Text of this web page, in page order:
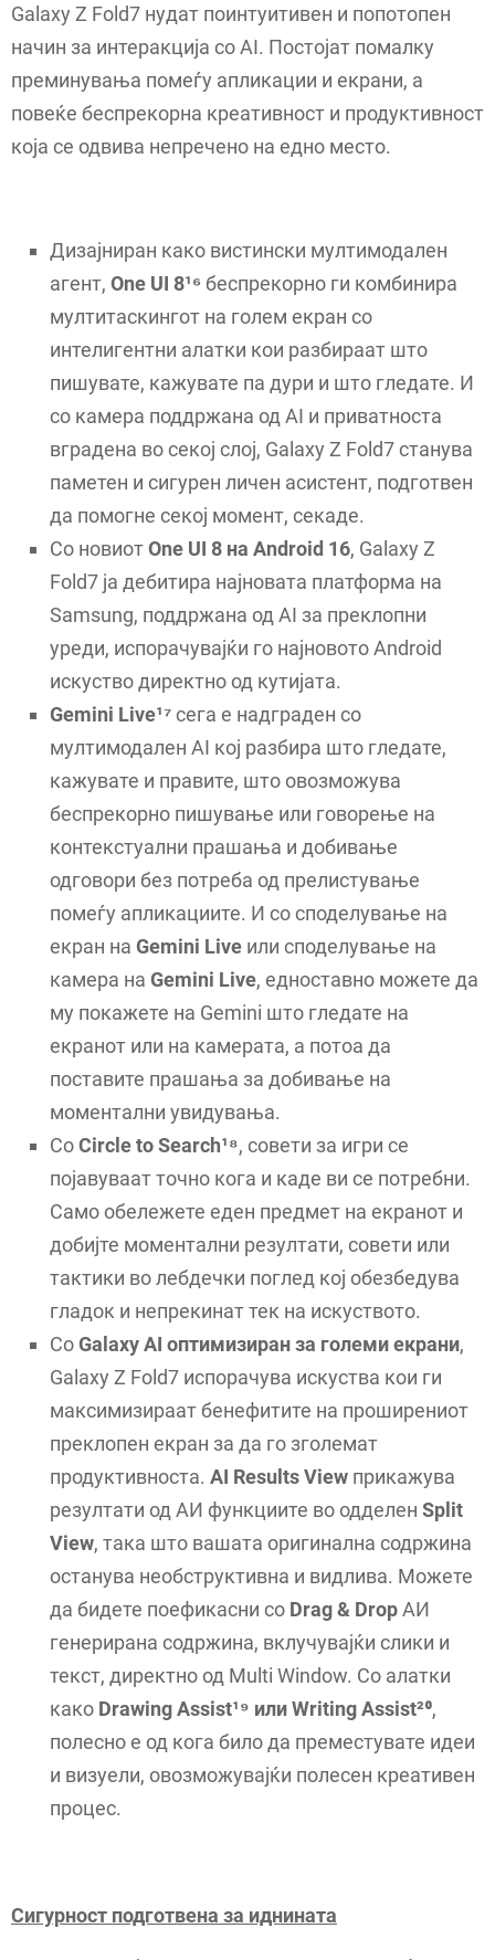
Galaxy Z Fold7 нудат поинтуитивен и попотопен
начин за интеракција со AI. Постојат помалку
преминувања помеѓу апликации и екрани, а
повеќе беспрекорна креативност и продуктивност
која се одвива непречено на едно место.
Дизајниран како вистински мултимодален
агент, One UI 8¹⁶ беспрекорно ги комбинира
мултитаскингот на голем екран со
интелигентни алатки кои разбираат што
пишувате, кажувате па дури и што гледате. И
со камера поддржана од AI и приватноста
вградена во секој слој, Galaxy Z Fold7 станува
паметен и сигурен личен асистент, подготвен
да помогне секој момент, секаде.
Со новиотOne UI 8 на Android 16, Galaxy Z
Fold7 ја дебитира најновата платформа на
Samsung, поддржана од AI за преклопни
уреди, испорачувајќи го најновото Android
искуство директно од кутијата.
Gemini Live¹⁷сега е надграден со
мултимодален AI кој разбира што гледате,
кажувате и правите, што овозможува
беспрекорно пишување или говорење на
контекстуални прашања и добивање
одговори без потреба од прелистување
помеѓу апликациите. И со споделување на
екран на Gemini Live или споделување на
камера на Gemini Live, едноставно можете да
му покажете на Gemini што гледате на
екранот или на камерата, а потоа да
поставите прашања за добивање на
моментални увидувања.
СоCircle to Search¹⁸, совети за игри се
појавуваат точно кога и каде ви се потребни.
Само обележете еден предмет на екранот и
добијте моментални резултати, совети или
тактики во лебдечки поглед кој обезбедува
гладок и непрекинат тек на искуството.
СоGalaxy AI оптимизиран за големи екрани,
Galaxy Z Fold7 испорачува искуства кои ги
максимизираат бенефитите на проширениот
преклопен екран за да го зголемат
продуктивноста. AI Results View прикажува
резултати од АИ функциите во одделен Split
View, така што вашата оригинална содржина
останува необструктивна и видлива. Можете
да бидете поефикасни со Drag & DropАИ
генерирана содржина, вклучувајќи слики и
текст, директно од Multi Window. Со алатки
како Drawing Assist¹⁹ или Writing Assist²⁰,
полесно е од кога било да преместувате идеи
и визуели, овозможувајќи полесен креативен
процес.
Сигурност подготвена за иднината